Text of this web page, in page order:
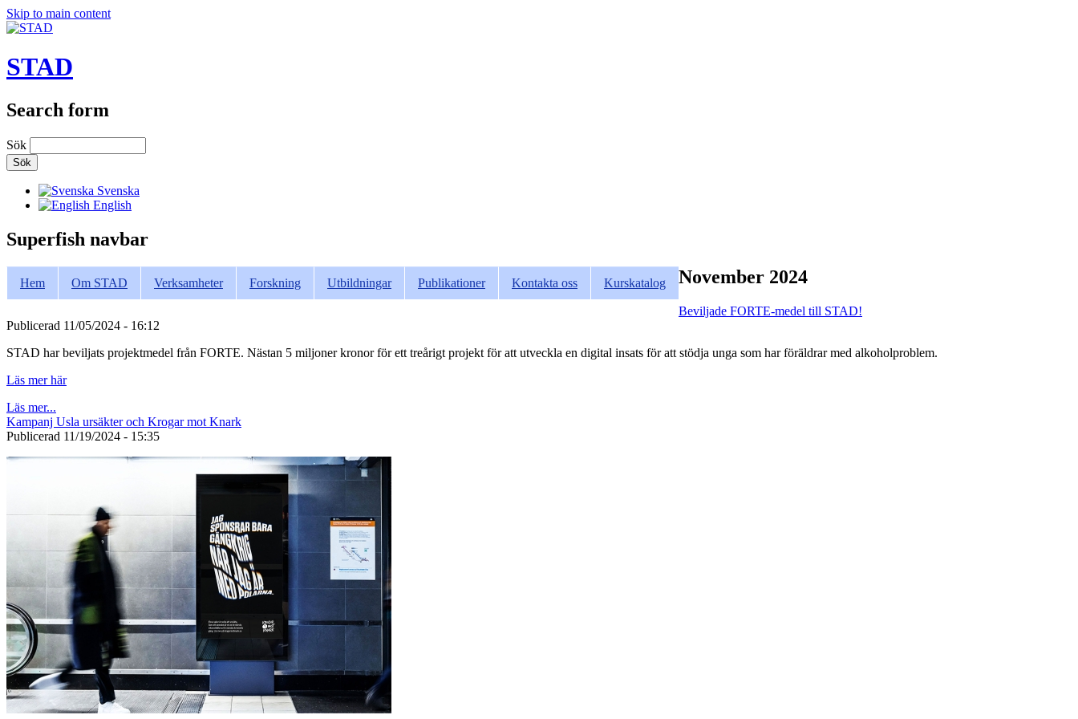
Skip to main content
STAD
Search form
Sök
Svenska
English
Superfish navbar
Hem Om STAD Verksamheter Forskning Utbildningar Publikationer Kontakta oss Kurskatalog November 2024
Beviljade FORTE-medel till STAD!
Publicerad 11/05/2024 - 16:12
STAD har beviljats projektmedel från FORTE. Nästan 5 miljoner kronor för ett treårigt projekt för att utveckla en digital insats för att stödja unga som har föräldrar med alkoholproblem.
Läs mer här
Läs mer...
Kampanj Usla ursäkter och Krogar mot Knark
Publicerad 11/19/2024 - 15:35